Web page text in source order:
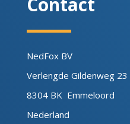
NedFox BV
Verlengde Gildenweg 23
8304 BK Emmeloord
Nederland